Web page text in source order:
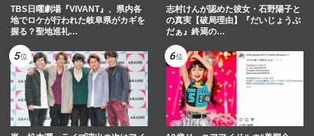
TBS日曜劇場『VIVANT』、県内各
地でロケが行われた岐阜県がカギを
握る？聖地巡礼…
志村けんが認めた彼女・石野陽子と
の真実【破局理由】『だいじょうぶ
だぁ』終焉の…